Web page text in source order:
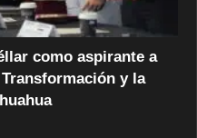
como aspirante a
y la